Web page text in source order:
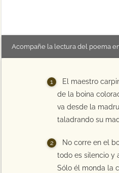
Acompañe la lectura del poema
El maestro
de la boina
va desde la
taladrando su
No corre en el
todo es silencio y
Sólo él monda la